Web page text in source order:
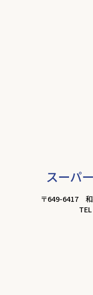
スーパ
〒649-6417 和
TEL